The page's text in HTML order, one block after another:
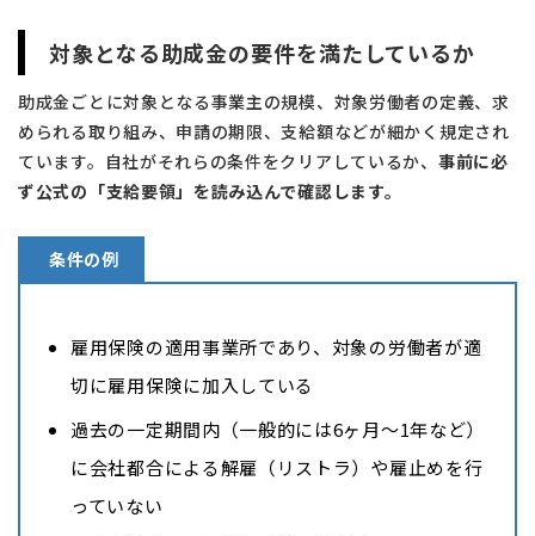
対象となる助成金の要件を満たしているか
助成金ごとに対象となる事業主の規模、対象労働者の定義、求
められる取り組み、申請の期限、支給額などが細かく規定され
ています。自社がそれらの条件をクリアしているか、 事前に必
ず公式の「支給要領」を読み込んで確認します。
条件の例
雇用保険の適用事業所であり、対象の労働者が適
切に雇用保険に加入している
過去の一定期間内（一般的には6ヶ月〜1年など）
に会社都合による解雇（リストラ）や雇止めを行
っていない